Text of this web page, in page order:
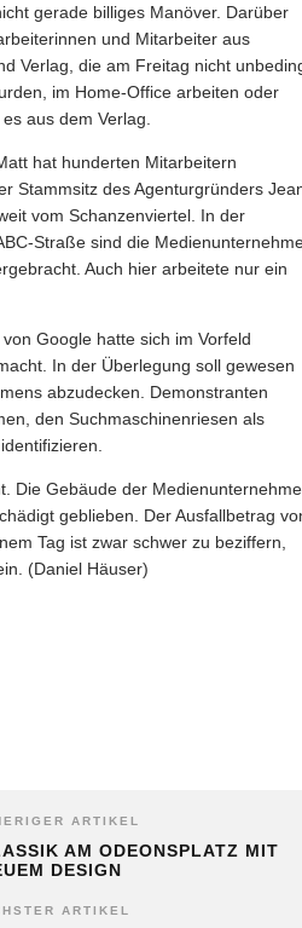
gerade billiges Manöver. Darüber
und Mitarbeiter aus
Verlag, die am Freitag nicht
im Home-Office arbeiten oder
aus dem Verlag.
hat hunderten Mitarbeitern
Stammsitz des Agenturgründers
vom Schanzenviertel. In der
Straße sind die
Auch hier arbeitete nur ein
Google hatte sich im Vorfeld
In der Überlegung soll gewesen
abzudecken. Demonstranten
den Suchmaschinenriesen als
Die Gebäude der
geblieben. Der Ausfallbetrag
Tag ist zwar schwer zu beziffern,
(Daniel Häuser)
ARTIKEL
AM ODEONSPLATZ MIT
DESIGN
ARTIKEL